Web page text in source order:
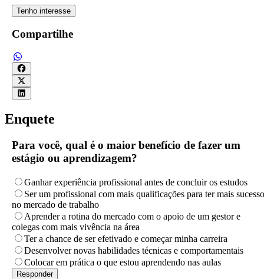
Tenho interesse
Compartilhe
Enquete
Para você, qual é o maior benefício de fazer um
estágio ou aprendizagem?
Ganhar experiência profissional antes de concluir os estudos
Ser um profissional com mais qualificações para ter mais sucesso
no mercado de trabalho
Aprender a rotina do mercado com o apoio de um gestor e
colegas com mais vivência na área
Ter a chance de ser efetivado e começar minha carreira
Desenvolver novas habilidades técnicas e comportamentais
Colocar em prática o que estou aprendendo nas aulas